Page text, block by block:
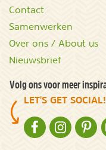
Contact
Samenwerken
Over ons / About us
Nieuwsbrief
Volg ons voor meer
LET'S GET SOCIAL!
NATURESCANNER